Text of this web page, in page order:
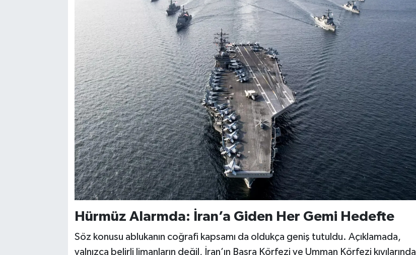
Hürmüz Alarmda: İran’a Giden Her Gemi Hedefte
Söz konusu ablukanın coğrafi kapsamı da oldukça geniş tutuldu. Açıklamada,
yalnızca belirli limanların değil, İran’ın Basra Körfezi ve Umman Körfezi kıyılarında